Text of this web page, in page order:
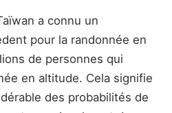
a connu un
pour la randonnée en
de personnes qui
en altitude. Cela signifie
des probabilités de